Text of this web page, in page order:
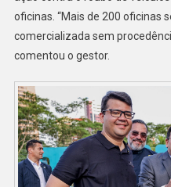
oficinas. “Mais de 200 oficinas
comercializada sem
comentou o gestor.